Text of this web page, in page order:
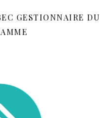
GESTIONNAIRE DU